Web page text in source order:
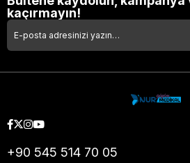
kaçırmayın!
+90 545 514 70 05